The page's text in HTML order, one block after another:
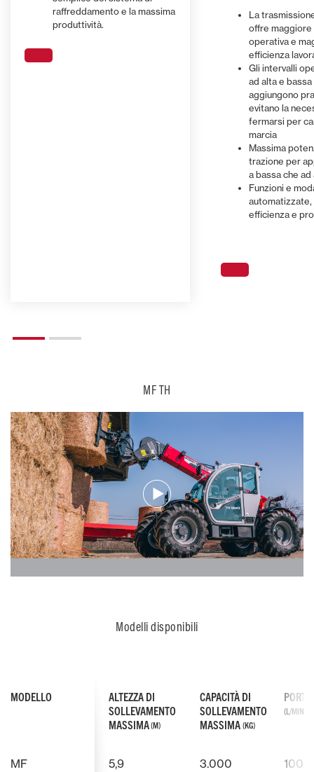
raffreddamento e la massima
produttività.
La
offre
operativa e
efficienza
Gli intervalli
ad alta e
aggiungono
evitano la
fermarsi per
marcia
Massima
trazione per
a bassa che
Funzioni e
automatizzate,
efficienza e
MF TH
Modelli disponibili
ALTEZZA DI
SOLLEVAMENTO
MASSIMA(M)
CAPACITÀ DI
SOLLEVAMENTO
MASSIMA (KG)
(L/MIN)
5,9 3.000 100
MODELLO
MF